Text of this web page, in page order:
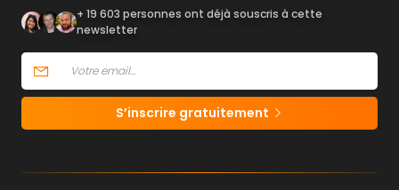
+ 19 603 personnes ont déjà souscris à cette
newsletter
S’inscrire gratuitement